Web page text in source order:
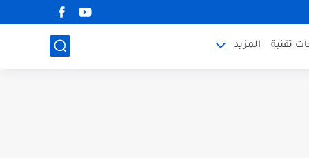
تقنية المزيد